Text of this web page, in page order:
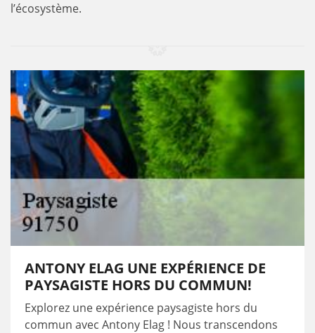
l’écosystème.
ANTONY ELAG UNE EXPÉRIENCE DE
PAYSAGISTE HORS DU COMMUN!
Explorez une expérience paysagiste hors du
commun avec Antony Elag ! Nous transcendons